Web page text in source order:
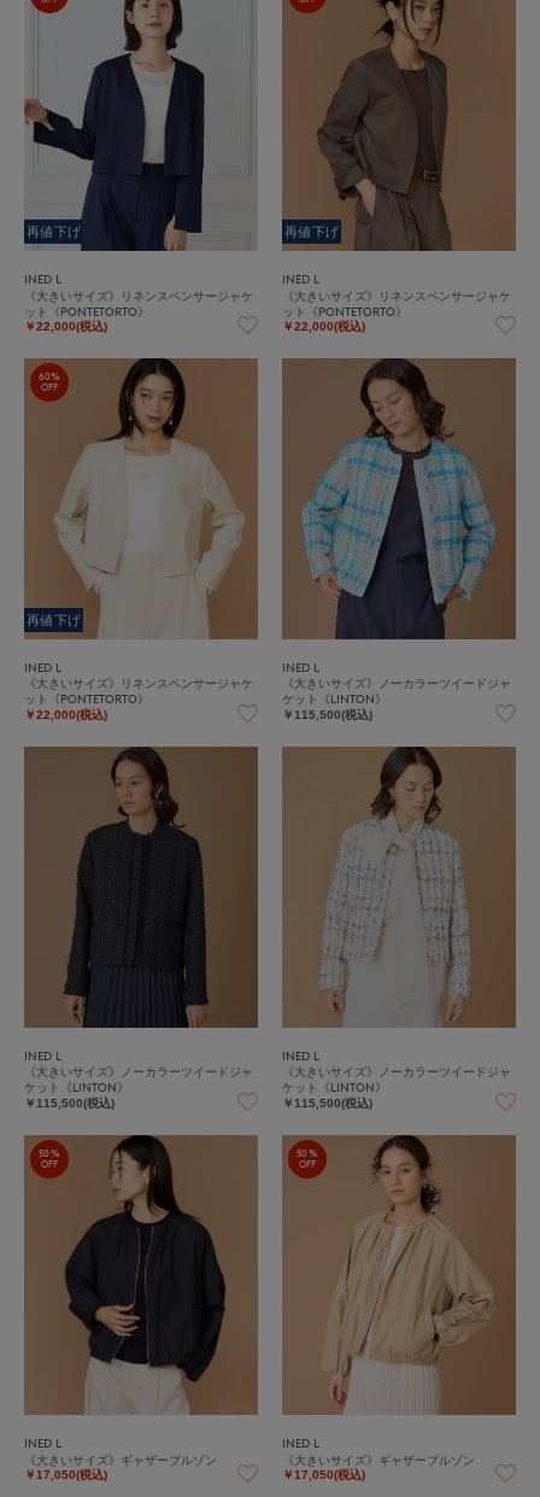
再値下げ
INED L
《大きいサイズ》リネンスペンサージャケ
ット《PONTETORTO》
￥22,000(税込)
再値下げ
INED L
《大きいサイズ》リネンスペンサージャケ
ット《PONTETORTO》
￥22,000(税込)
60%
OFF
再値下げ
INED L
《大きいサイズ》リネンスペンサージャケ
ット《PONTETORTO》
￥22,000(税込)
INED L
《大きいサイズ》ノーカラーツイードジャ
ケット《LINTON》
￥115,500(税込)
INED L
《大きいサイズ》ノーカラーツイードジャ
ケット《LINTON》
￥115,500(税込)
INED L
《大きいサイズ》ノーカラーツイードジャ
ケット《LINTON》
￥115,500(税込)
50%
OFF
INED L
《大きいサイズ》ギャザーブルゾン
￥17,050(税込)
50%
OFF
INED L
《大きいサイズ》ギャザーブルゾン
￥17,050(税込)